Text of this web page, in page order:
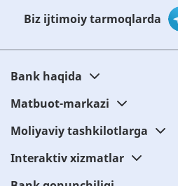
Biz ijtimoiy tarmoqlarda
Bank haqida
Matbuot-markazi
Moliyaviy tashkilotlarga
Interaktiv xizmatlar